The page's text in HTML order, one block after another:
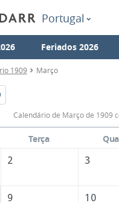
Portugal
Feriados 2026
1909 Março
Calendário de Março de 1909
Terça
2 3
9 10